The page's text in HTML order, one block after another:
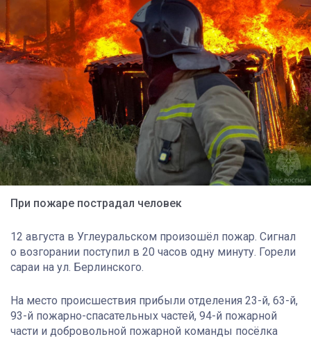
При пожаре пострадал человек
12 августа в Углеуральском произошёл пожар. Сигнал
о возгорании поступил в 20 часов одну минуту. Горели
сараи на ул. Берлинского.
На место происшествия прибыли отделения 23-й, 63-й,
93-й пожарно-спасательных частей, 94-й пожарной
части и добровольной пожарной команды посёлка